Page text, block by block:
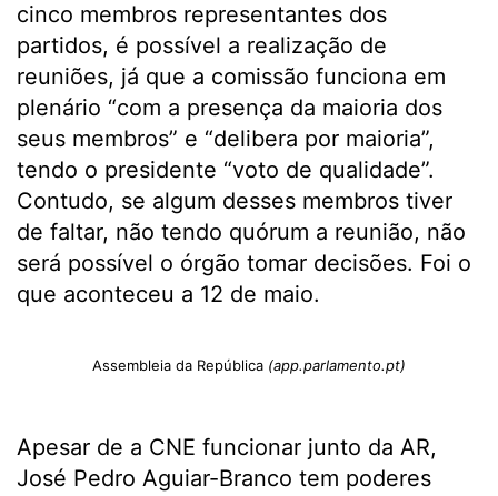
cinco membros representantes dos
partidos, é possível a realização de
reuniões, já que a comissão funciona em
plenário “com a presença da maioria dos
seus membros” e “delibera por maioria”,
tendo o presidente “voto de qualidade”.
Contudo, se algum desses membros tiver
de faltar, não tendo quórum a reunião, não
será possível o órgão tomar decisões. Foi o
que aconteceu a 12 de maio.
Assembleia da República (app.parlamento.pt)
Apesar de a CNE funcionar junto da AR,
José Pedro Aguiar-Branco tem poderes